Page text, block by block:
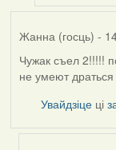
Жанна (госць) -
Чужак съел 2!!!!!
не умеют
Увайдзіце ці